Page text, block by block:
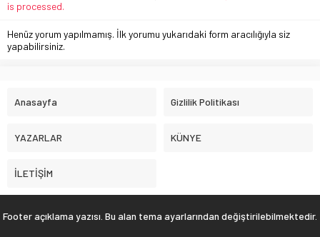
is processed.
Henüz yorum yapılmamış. İlk yorumu yukarıdaki form aracılığıyla siz
yapabilirsiniz.
Anasayfa Gizlilik Politikası
YAZARLAR KÜNYE
İLETİŞİM
Footer açıklama yazısı. Bu alan tema ayarlarından değiştirilebilmektedir.